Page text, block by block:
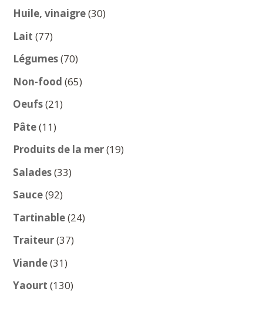
produits
Huile, vinaigre 3030
Lait 7777
produits
Légumes 7070
produits
Non-food 6565
Oeufs 2121
Pâte 1111
produits
Produits de la mer 1919
Salades 3333
Sauce 9292
produits
Tartinable 2424
Traiteur 3737
Viande 3131
produits
Yaourt 130130